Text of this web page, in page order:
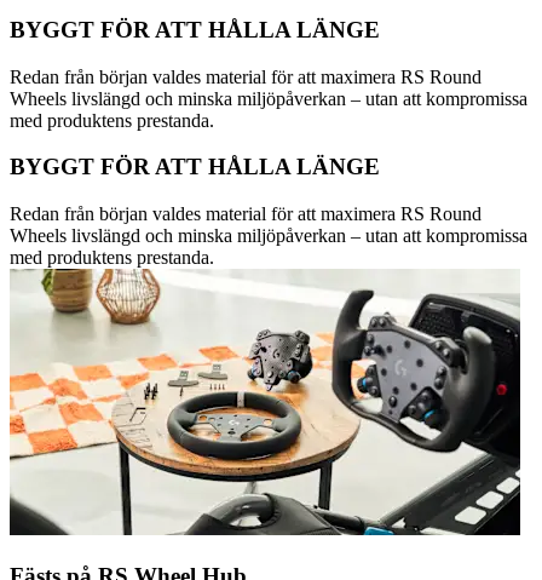
BYGGT FÖR ATT HÅLLA LÄNGE
Redan från början valdes material för att maximera RS Round
Wheels livslängd och minska miljöpåverkan – utan att kompromissa
med produktens prestanda.
BYGGT FÖR ATT HÅLLA LÄNGE
Redan från början valdes material för att maximera RS Round
Wheels livslängd och minska miljöpåverkan – utan att kompromissa
med produktens prestanda.